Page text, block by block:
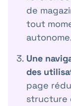
de
tout
Une
des
page
structure